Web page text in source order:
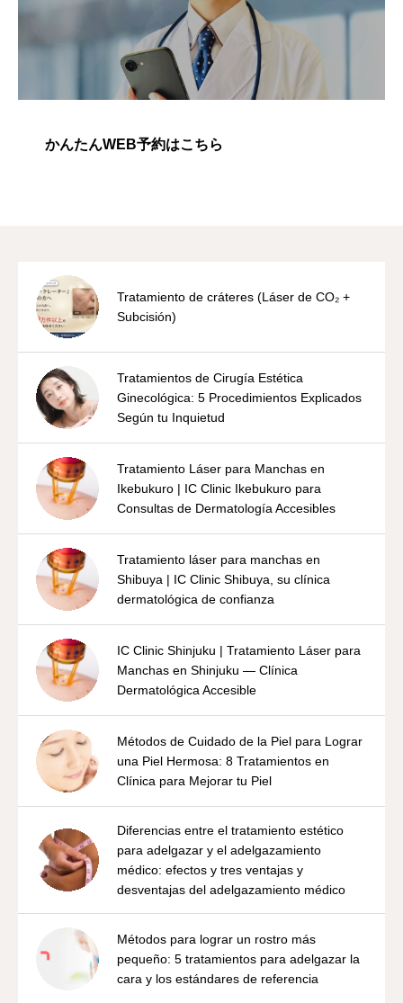
かんたんWEB予約はこちら
Tratamiento de cráteres (Láser de CO₂ +
Subcisión)
Tratamientos de Cirugía Estética
Ginecológica: 5 Procedimientos Explicados
Según tu Inquietud
Tratamiento Láser para Manchas en
Ikebukuro | IC Clinic Ikebukuro para
Consultas de Dermatología Accesibles
Tratamiento láser para manchas en
Shibuya | IC Clinic Shibuya, su clínica
dermatológica de confianza
IC Clinic Shinjuku | Tratamiento Láser para
Manchas en Shinjuku — Clínica
Dermatológica Accesible
Métodos de Cuidado de la Piel para Lograr
una Piel Hermosa: 8 Tratamientos en
Clínica para Mejorar tu Piel
Diferencias entre el tratamiento estético
para adelgazar y el adelgazamiento
médico: efectos y tres ventajas y
desventajas del adelgazamiento médico
Métodos para lograr un rostro más
pequeño: 5 tratamientos para adelgazar la
cara y los estándares de referencia